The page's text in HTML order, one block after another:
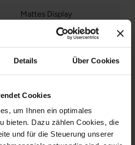
Details Über Cookies
Cookies
um Ihnen ein optimales
bieten. Dazu zählen Cookies, die
und für die Steuerung unserer
Mattes Display
Intel Core i5 8350U @ 1,7
GHz
8
16 GB DDR4